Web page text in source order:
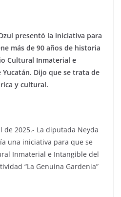
presentó la iniciativa para
más de 90 años de historia
Cultural Inmaterial e
Dijo que se trata de
y cultural.
de 2025.- La diputada Neyda
una iniciativa para que se
Inmaterial e Intangible del
“La Genuina Gardenia”